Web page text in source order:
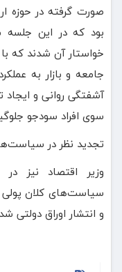
صورت گرفته در حوزه
بود که در این جلسه
خواستار آن شدند که
جامعه و بازار به
آشفتگی روانی و ایجاد
سوی افراد سودجو
تجدید نظر در
وزیر اقتصاد نیز
سیاست‌های کلان پولی
و انتشار اوراق دولتی